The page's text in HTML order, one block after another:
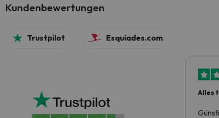
Kundenbewertungen
Trustpilot Esquiades.com
Alles